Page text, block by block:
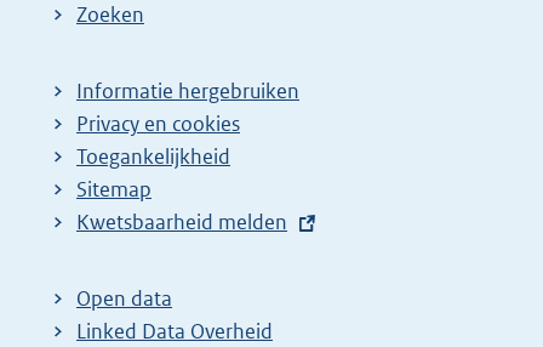
Zoeken
Informatie hergebruiken
Privacy en cookies
Toegankelijkheid
Sitemap
E
t
e
Kwetsbaarheid melden
Open data
Linked Data Overheid